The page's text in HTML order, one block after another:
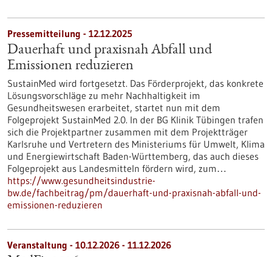
Pressemitteilung - 12.12.2025
Dauerhaft und praxisnah Abfall und
Emissionen reduzieren
SustainMed wird fortgesetzt. Das Förderprojekt, das konkrete
Lösungsvorschläge zu mehr Nachhaltigkeit im
Gesundheitswesen erarbeitet, startet nun mit dem
Folgeprojekt SustainMed 2.0. In der BG Klinik Tübingen trafen
sich die Projektpartner zusammen mit dem Projektträger
Karlsruhe und Vertretern des Ministeriums für Umwelt, Klima
und Energiewirtschaft Baden-Württemberg, das auch dieses
Folgeprojekt aus Landesmitteln fördern wird, zum…
https://www.gesundheitsindustrie-
bw.de/fachbeitrag/pm/dauerhaft-und-praxisnah-abfall-und-
emissionen-reduzieren
Veranstaltung - 10.12.2026 - 11.12.2026